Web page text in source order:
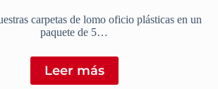
carpetas de lomo oficio plásticas en un
paquete de 5…
Leer más